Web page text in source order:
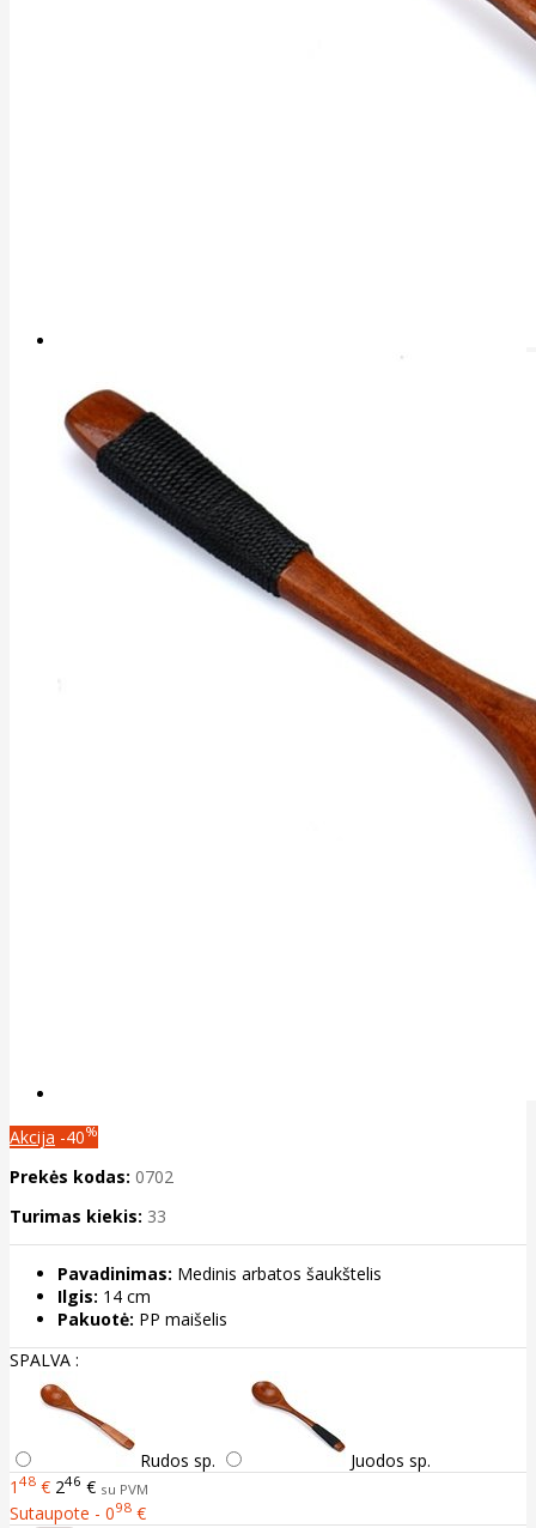
Akcija -40%
Prekės kodas: 0702
Turimas kiekis: 33
Pavadinimas: Medinis arbatos šaukštelis
Ilgis: 14 cm
Pakuotė: PP maišelis
SPALVA :
Rudos sp.
Juodos sp.
1 48 € 246 € su PVM
Sutaupote - 098 €